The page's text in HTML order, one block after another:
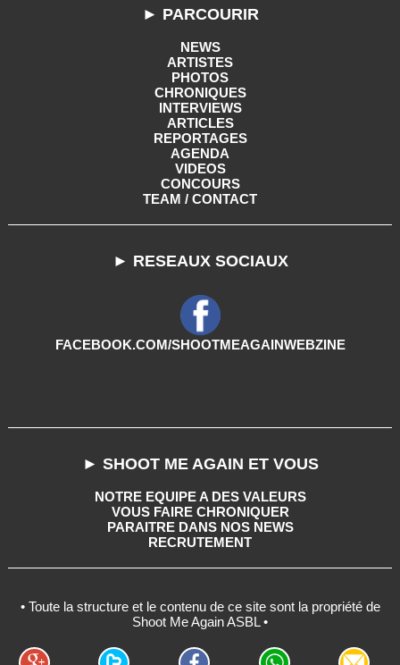
► PARCOURIR
NEWS
ARTISTES
PHOTOS
CHRONIQUES
INTERVIEWS
ARTICLES
REPORTAGES
AGENDA
VIDEOS
CONCOURS
TEAM / CONTACT
► RESEAUX SOCIAUX
FACEBOOK.COM/SHOOTMEAGAINWEBZINE
► SHOOT ME AGAIN ET VOUS
NOTRE EQUIPE A DES VALEURS
VOUS FAIRE CHRONIQUER
PARAITRE DANS NOS NEWS
RECRUTEMENT
• Toute la structure et le contenu de ce site sont la propriété de
Shoot Me Again ASBL •